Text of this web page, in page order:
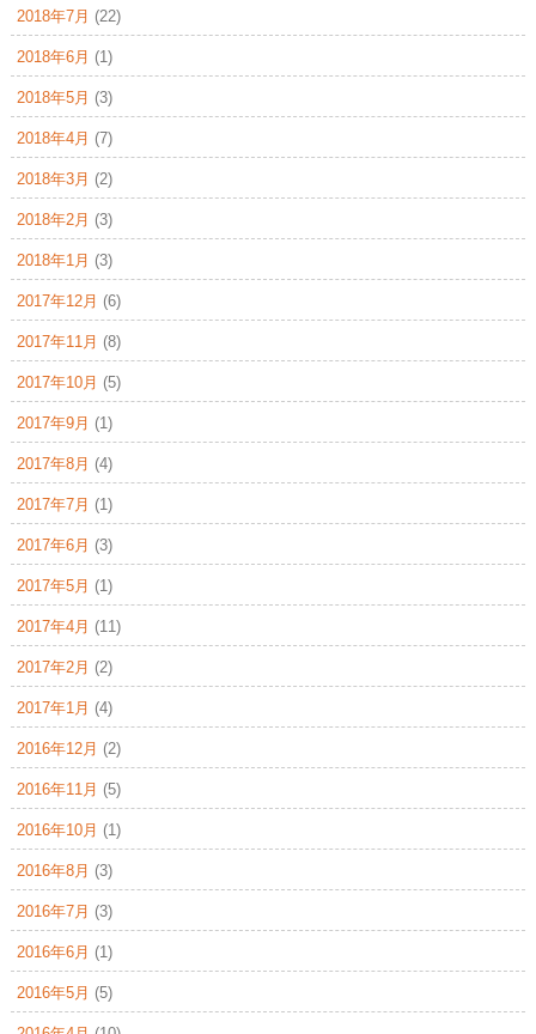
2018年7月 (22)
2018年6月 (1)
2018年5月 (3)
2018年4月 (7)
2018年3月 (2)
2018年2月 (3)
2018年1月 (3)
2017年12月 (6)
2017年11月 (8)
2017年10月 (5)
2017年9月 (1)
2017年8月 (4)
2017年7月 (1)
2017年6月 (3)
2017年5月 (1)
2017年4月 (11)
2017年2月 (2)
2017年1月 (4)
2016年12月 (2)
2016年11月 (5)
2016年10月 (1)
2016年8月 (3)
2016年7月 (3)
2016年6月 (1)
2016年5月 (5)